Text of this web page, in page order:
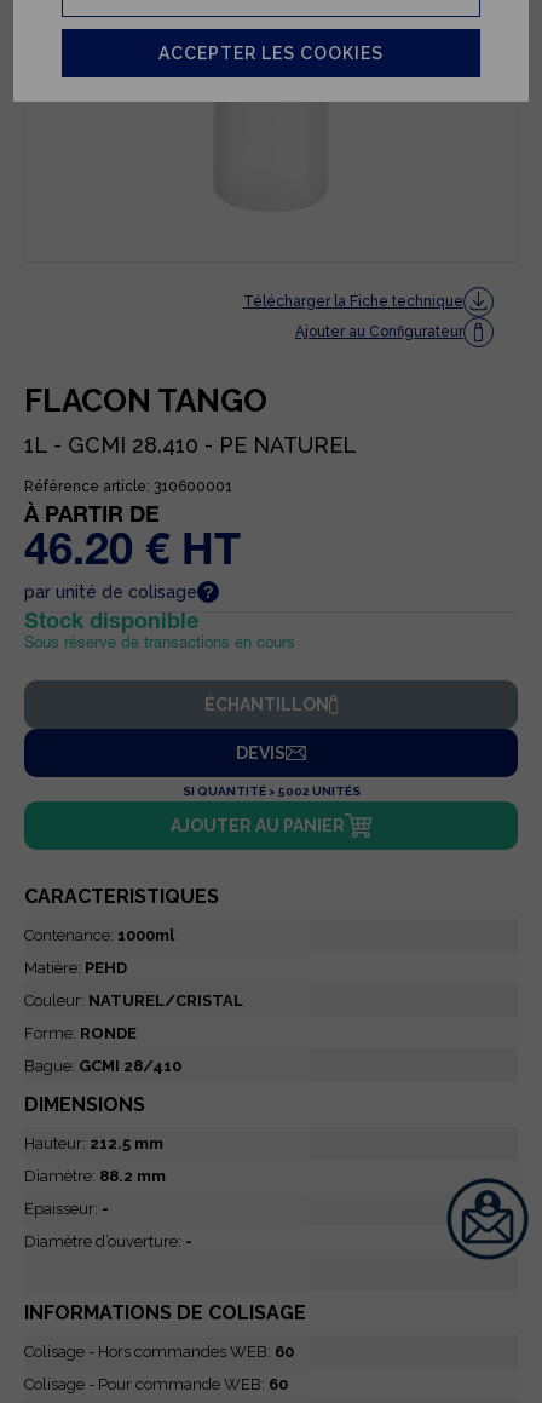
Télécharger la Fiche technique
Ajouter au Configurateur
FLACON TANGO
1L - GCMI 28.410 - PE NATUREL
Référence article: 310600001
À PARTIR DE
46.20 € HT
par unité de colisage
Stock disponible
Sous réserve de transactions en cours
ÉCHANTILLON
DEVIS
SI QUANTITÉ > 5002 UNITÉS
AJOUTER AU PANIER
CARACTERISTIQUES
Contenance: 1000ml
Matière: PEHD
Couleur: NATUREL/CRISTAL
Forme: RONDE
Bague: GCMI 28/410
DIMENSIONS
Hauteur: 212.5 mm
Diamètre: 88.2 mm
Epaisseur: -
Diamètre d’ouverture: -
INFORMATIONS DE COLISAGE
Colisage - Hors commandes WEB: 60
Colisage - Pour commande WEB: 60
ACCEPTER LES COOKIES